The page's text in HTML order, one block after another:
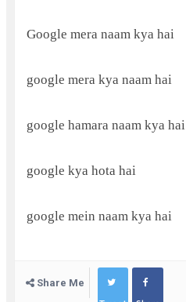
Google mera naam kya hai
google mera kya naam hai
google hamara naam kya hai
google kya hota hai
google mein naam kya hai
Share Me